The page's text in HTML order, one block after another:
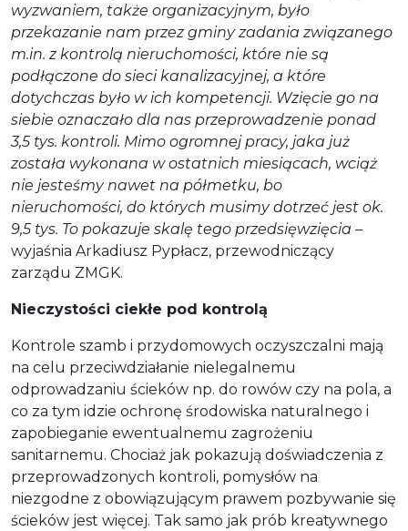
wyzwaniem, także organizacyjnym, było
przekazanie nam przez gminy zadania związanego
m.in. z kontrolą nieruchomości, które nie są
podłączone do sieci kanalizacyjnej, a które
dotychczas było w ich kompetencji. Wzięcie go na
siebie oznaczało dla nas przeprowadzenie ponad
3,5 tys. kontroli. Mimo ogromnej pracy, jaka już
została wykonana w ostatnich miesiącach, wciąż
nie jesteśmy nawet na półmetku, bo
nieruchomości, do których musimy dotrzeć jest ok.
9,5 tys. To pokazuje skalę tego przedsięwzięcia –
wyjaśnia Arkadiusz Pypłacz, przewodniczący
zarządu ZMGK.
Nieczystości ciekłe pod kontrolą
Kontrole szamb i przydomowych oczyszczalni mają
na celu przeciwdziałanie nielegalnemu
odprowadzaniu ścieków np. do rowów czy na pola, a
co za tym idzie ochronę środowiska naturalnego i
zapobieganie ewentualnemu zagrożeniu
sanitarnemu. Chociaż jak pokazują doświadczenia z
przeprowadzonych kontroli, pomysłów na
niezgodne z obowiązującym prawem pozbywanie się
ścieków jest więcej. Tak samo jak prób kreatywnego